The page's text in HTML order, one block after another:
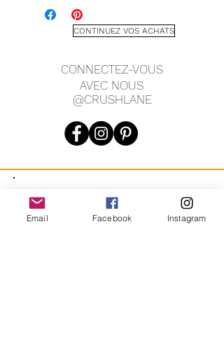
Breloque 14 mm
CONTINUEZ VOS ACHATS
CONNECTEZ-VOUS
AVEC NOUS
@CRUSHLANE
JOIN OUR MAILING LIST
Email Facebook Instagram